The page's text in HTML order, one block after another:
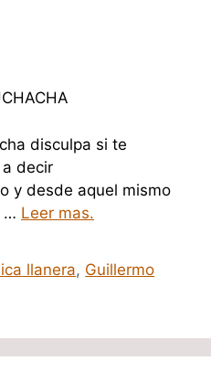
disculpa si te
decir
y desde aquel mismo
… Leer mas.
llanera, Guillermo